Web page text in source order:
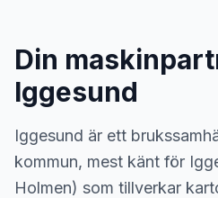
Din
Iggesund
Iggesund är ett
kommun, mest känt för
Holmen) som tillverkar